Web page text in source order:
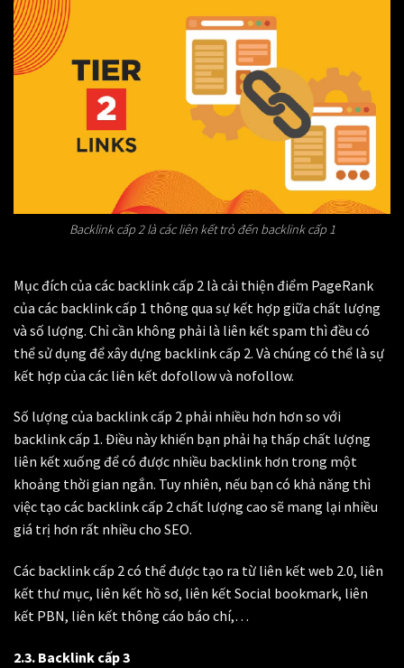
Backlink cấp 2 là các liên kết trỏ đến backlink cấp 1
Mục đích của các backlink cấp 2 là cải thiện điểm PageRank
của các backlink cấp 1 thông qua sự kết hợp giữa chất lượng
và số lượng. Chỉ cần không phải là liên kết spam thì đều có
thể sử dụng để xây dựng backlink cấp 2. Và chúng có thể là sự
kết hợp của các liên kết dofollow và nofollow.
Số lượng của backlink cấp 2 phải nhiều hơn hơn so với
backlink cấp 1. Điều này khiến bạn phải hạ thấp chất lượng
liên kết xuống để có được nhiều backlink hơn trong một
khoảng thời gian ngắn. Tuy nhiên, nếu bạn có khả năng thì
việc tạo các backlink cấp 2 chất lượng cao sẽ mang lại nhiều
giá trị hơn rất nhiều cho SEO.
Các backlink cấp 2 có thể được tạo ra từ liên kết web 2.0, liên
kết thư mục, liên kết hồ sơ, liên kết Social bookmark, liên
kết PBN, liên kết thông cáo báo chí,…
2.3. Backlink cấp 3